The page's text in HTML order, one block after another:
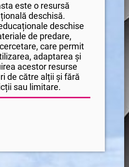
este o resursă
deschisă.
deschise
de predare,
care permit
adaptarea și
acestor resurse
de către alții și fără
sau limitare.